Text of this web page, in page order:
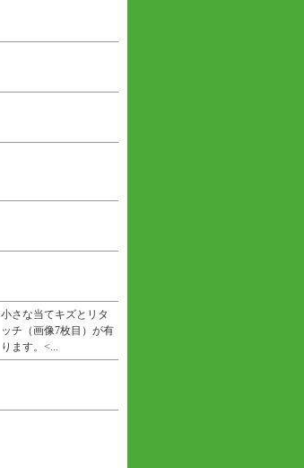
小さな当てキズとリタ
ッチ（画像7枚目）が有
ります。<...